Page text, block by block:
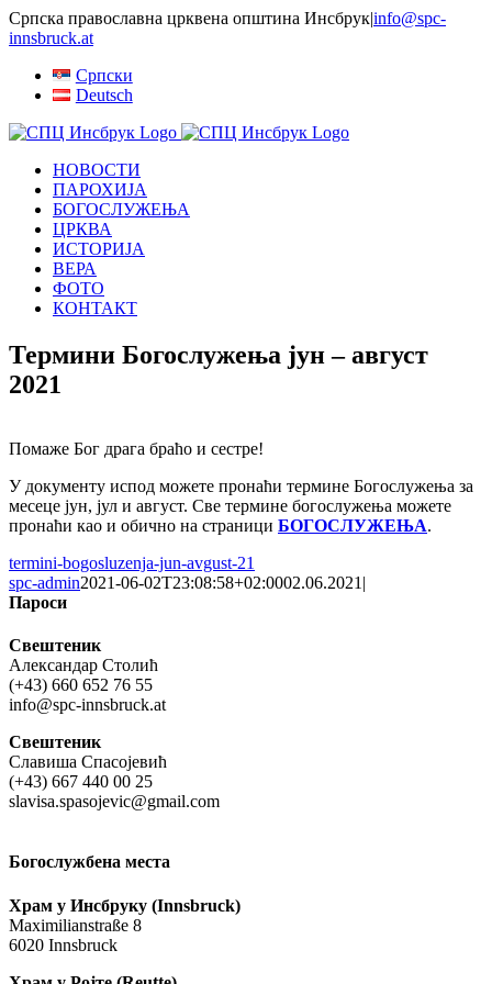
Skip
to
Српска православна црквена општина Инсбрук|info@spc-
innsbruck.at
Српски
Deutsch
НОВОСТИ
ПАРОХИЈА
БОГОСЛУЖЕЊА
ЦРКВА
ИСТОРИЈА
ВЕРА
ФОТО
КОНТАКТ
Термини Богослужења јун – август
2021
Помаже Бог драга браћо и сестре!
У документу испод можете пронаћи термине Богослужења за
месеце јун, јул и август. Све термине богослужења можете
пронаћи као и обично на страници БОГОСЛУЖЕЊА.
termini-bogosluzenja-jun-avgust-21
spc-admin2021-06-02T23:08:58+02:0002.06.2021 |
Пароси
Свештеник
Александар Столић
(+43) 660 652 76 55
info@spc-innsbruck.at
Свештеник
Славиша Спасојевић
(+43) 667 440 00 25
slavisa.spasojevic@gmail.com
Богослужбена места
Храм у Инсбруку (Innsbruck)
Maximilianstraße 8
6020 Innsbruck